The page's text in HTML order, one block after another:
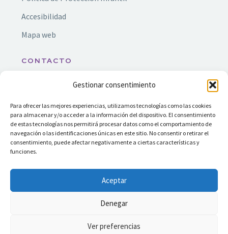
Gestionar consentimiento
Para ofrecer las mejores experiencias, utilizamos tecnologías como las cookies
para almacenar y/o acceder a la información del dispositivo. El consentimiento
de estas tecnologías nos permitirá procesar datos como el comportamiento de
navegación o las identificaciones únicas en este sitio. No consentir o retirar el
consentimiento, puede afectar negativamente a ciertas características y
funciones.
Aceptar
Denegar
Ver preferencias
Accesibilidad
Mapa web
CONTACTO
info@ssf.org.es
Nuestros servicios están ubicados en Madrid y
Corona Sur, incluyendo los municipios de
Alcorcón y Leganés.